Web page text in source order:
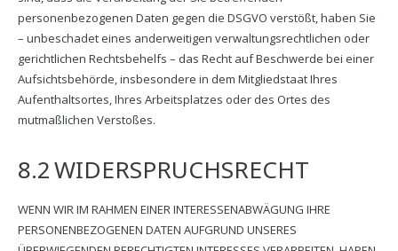
personenbezogenen Daten gegen die DSGVO verstößt, haben Sie
– unbeschadet eines anderweitigen verwaltungsrechtlichen oder
gerichtlichen Rechtsbehelfs – das Recht auf Beschwerde bei einer
Aufsichtsbehörde, insbesondere in dem Mitgliedstaat Ihres
Aufenthaltsortes, Ihres Arbeitsplatzes oder des Ortes des
mutmaßlichen Verstoßes.
8.2 WIDERSPRUCHSRECHT
WENN WIR IM RAHMEN EINER INTERESSENABWÄGUNG IHRE
PERSONENBEZOGENEN DATEN AUFGRUND UNSERES